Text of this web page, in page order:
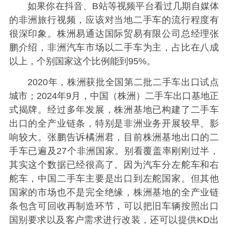
如果你在抖音、B站等视频平台看过几期自媒体
的非洲旅行视频，应该对当地二手车的流行程度有
很深印象。株洲易通达国际贸易有限公司总经理张
鹏介绍，非洲汽车市场以二手车为主，占比在八成
以上，个别国家这个比例能到95%。
2020年，株洲获批全国第二批二手车出口试点
城市；2024年9月，中国（株洲）二手车出口基地正
式揭牌。经过多年发展，株洲基地已构建了二手车
出口的全产业链条，特别是非洲业务开展较早、影
响较大。张鹏告诉橘洲君，目前株洲基地出口的二
手车已遍及27个非洲国家。别看覆盖率刚刚过半，
其实这个数据已经很高了。因为汽车分左舵车和右
舵车，中国二手车主要是出口到左舵国家。但其他
国家的市场也不是完全绝缘，株洲基地的全产业链
条包含可回收再制造环节，可以把旧车辆按照出口
国别要求以及客户需求进行改装，还可以提供KD出